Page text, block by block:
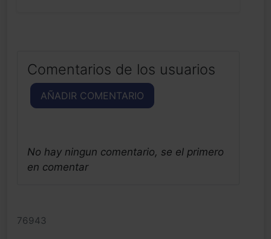
Comentarios de los usuarios
AÑADIR COMENTARIO
No hay ningun comentario, se el primero
en comentar
76943